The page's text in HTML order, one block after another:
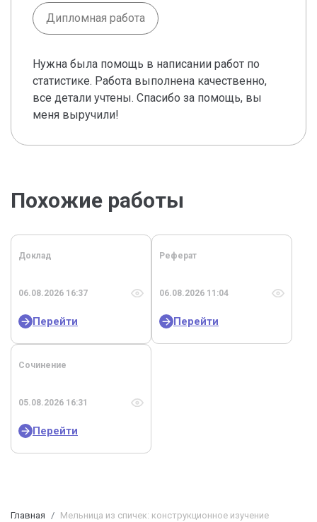
Дипломная работа
Нужна была помощь в написании работ по
статистике. Работа выполнена качественно,
все детали учтены. Спасибо за помощь, вы
меня выручили!
Похожие работы
Доклад
06.08.2026 16:37
Перейти
Реферат
06.08.2026 11:04
Перейти
Сочинение
05.08.2026 16:31
Перейти
Главная Мельница из спичек: конструкционное изучение